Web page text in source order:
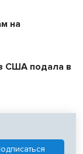
на
США подала в